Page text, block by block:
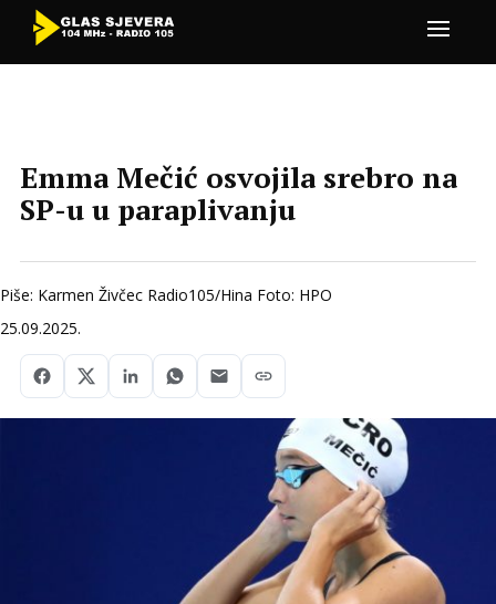
Emma Mečić osvojila srebro na
SP-u u paraplivanju
Piše: Karmen Živčec Radio105/Hina Foto: HPO
25.09.2025.